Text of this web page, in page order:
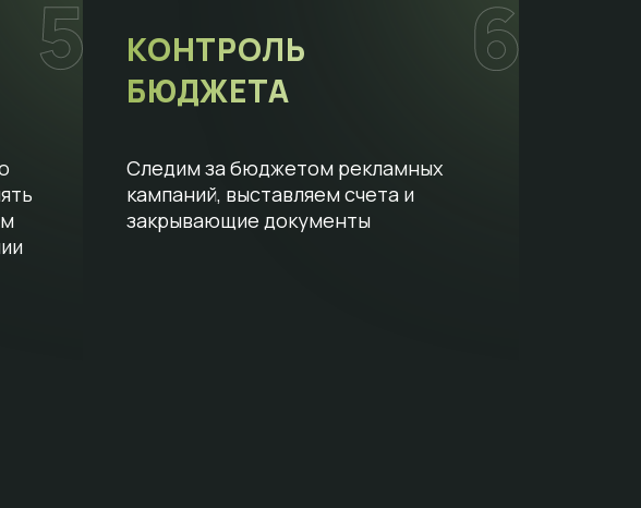
КОНТРОЛЬ
БЮДЖЕТА
Следим за бюджетом рекламных
кампаний, выставляем счета и
закрывающие документы